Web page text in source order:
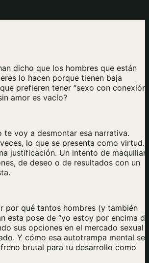
dicho que los hombres que están
lo hacen porque tienen baja
prefieren tener “sexo con conexión”
amor es vacío?
te voy a desmontar esa narrativa.
lo que se presenta como virtud…
justificación. Un intento de maquillar
de deseo o de resultados con un
por qué tantos hombres (y también
esta pose de “yo estoy por encima
sus opciones en el mercado sexual
Y cómo esa autotrampa mental se
brutal para tu desarrollo como